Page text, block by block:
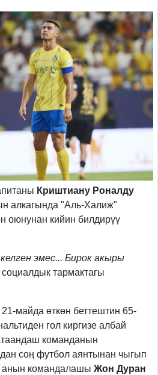
Криштиану Роналду
алкагында "Аль-Халиж"
оюнунан кийин билдирүү
эмес... Бирок акыры
тармактагы
21-майда өткөн беттештин 65-
гол киргизе албай
команданын
соң футбол аянтынан чыгып
анын командалашы Жон Дуран